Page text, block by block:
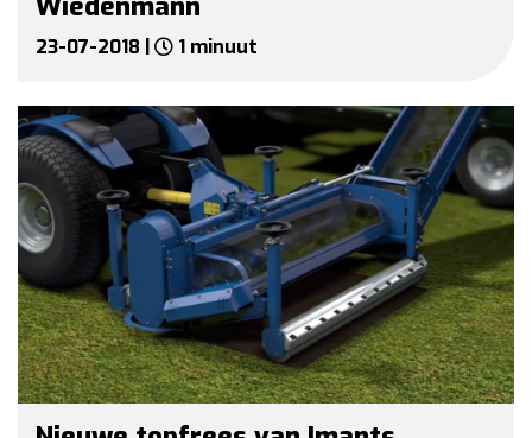
Wiedenmann
23-07-2018 | 1 minuut